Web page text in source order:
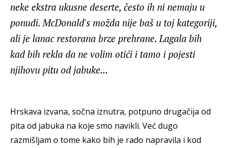
neke ekstra ukusne deserte, često ih ni nemaju u
ponudi. McDonald's možda nije baš u toj kategoriji,
ali je lanac restorana brze prehrane. Lagala bih
kad bih rekla da ne volim otići i tamo i pojesti
njihovu pitu od jabuke...
Hrskava izvana, sočna iznutra, potpuno drugačija od
pita od jabuka na koje smo navikli. Već dugo
razmišljam o tome kako bih je rado napravila i kod